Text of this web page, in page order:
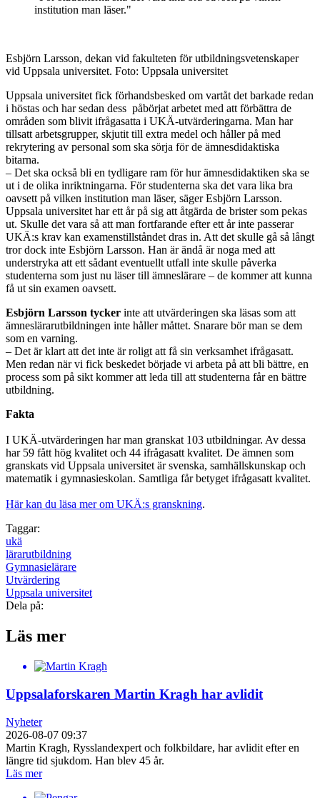
institution man läser."
Esbjörn Larsson, dekan vid fakulteten för utbildningsvetenskaper
vid Uppsala universitet. Foto: Uppsala universitet
Uppsala universitet fick förhandsbesked om vartåt det barkade redan
i höstas och har sedan dess påbörjat arbetet med att förbättra de
områden som blivit ifrågasatta i UKÄ-utvärderingarna. Man har
tillsatt arbetsgrupper, skjutit till extra medel och håller på med
rekrytering av personal som ska sörja för de ämnesdidaktiska
bitarna.
– Det ska också bli en tydligare ram för hur ämnesdidaktiken ska se
ut i de olika inriktningarna. För studenterna ska det vara lika bra
oavsett på vilken institution man läser, säger Esbjörn Larsson.
Uppsala universitet har ett år på sig att åtgärda de brister som pekas
ut. Skulle det vara så att man fortfarande efter ett år inte passerar
UKÄ:s krav kan examenstillståndet dras in. Att det skulle gå så långt
tror dock inte Esbjörn Larsson. Han är ändå är noga med att
understryka att ett sådant eventuellt utfall inte skulle påverka
studenterna som just nu läser till ämneslärare – de kommer att kunna
få ut sin examen oavsett.
Esbjörn Larsson tycker inte att utvärderingen ska läsas som att
ämneslärarutbildningen inte håller måttet. Snarare bör man se dem
som en varning.
– Det är klart att det inte är roligt att få sin verksamhet ifrågasatt.
Men redan när vi fick beskedet började vi arbeta på att bli bättre, en
process som på sikt kommer att leda till att studenterna får en bättre
utbildning.
Fakta
I UKÄ-utvärderingen har man granskat 103 utbildningar. Av dessa
har 59 fått hög kvalitet och 44 ifrågasatt kvalitet. De ämnen som
granskats vid Uppsala universitet är svenska, samhällskunskap och
matematik i gymnasieskolan. Samtliga får betyget ifrågasatt kvalitet.
Här kan du läsa mer om UKÄ:s granskning.
Taggar:
ukä
lärarutbildning
Gymnasielärare
Utvärdering
Uppsala universitet
Dela på:
Läs mer
Uppsalaforskaren Martin Kragh har avlidit
Nyheter
2026-08-07 09:37
Martin Kragh, Rysslandexpert och folkbildare, har avlidit efter en
längre tid sjukdom. Han blev 45 år.
Läs mer